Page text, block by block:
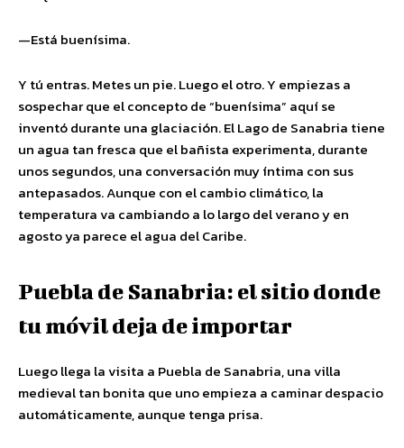
—Está buenísima.
Y tú entras. Metes un pie. Luego el otro. Y empiezas a
sospechar que el concepto de “buenísima” aquí se
inventó durante una glaciación. El Lago de Sanabria tiene
un agua tan fresca que el bañista experimenta, durante
unos segundos, una conversación muy íntima con sus
antepasados. Aunque con el cambio climático, la
temperatura va cambiando a lo largo del verano y en
agosto ya parece el agua del Caribe.
Puebla de Sanabria: el sitio donde
tu móvil deja de importar
Luego llega la visita a Puebla de Sanabria, una villa
medieval tan bonita que uno empieza a caminar despacio
automáticamente, aunque tenga prisa.